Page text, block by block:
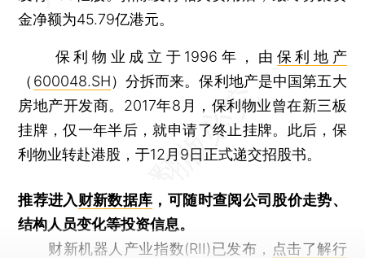
金净额为45.79亿港元。
保利物业成立于1996年，由 保利地产
（ 600048.SH）分拆而来。保利地产是中国第五大
房地产开发商。2017年8月，保利物业曾在新三板
挂牌，仅一年半后，就申请了终止挂牌。此后，保
利物业转赴港股，于12月9日正式递交招股书。
推荐进入财新数据库 ，可随时查阅公司股价走势、
结构人员变化等投资信息。
财新机器人产业指数(RII)已发布， 点击了解行